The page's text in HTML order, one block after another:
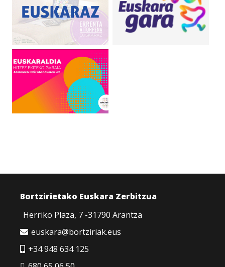
Bortzirietako Euskara Zerbitzua
Herriko Plaza, 7 -31790 Arantza
euskara@bortziriak.eus
+34 948 634 125